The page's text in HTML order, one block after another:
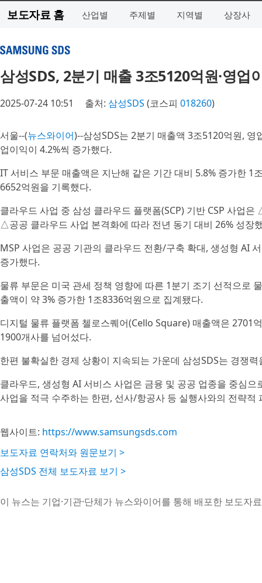
보도자료 홈 산업별 주제별 지역별 상장사
삼성SDS, 2분기 매출 3조5120억원·영업
2025-07-24 10:51 출처: 삼성SDS (코스피 018260)
서울--(뉴스와이어)--삼성SDS는 2분기 매출액 3조5120억원,
업이익이 4.2%씩 증가했다.
IT 서비스 부문 매출액은 지난해 같은 기간 대비 5.8% 증가한
6652억원을 기록했다.
클라우드 사업 중 삼성 클라우드 플랫폼(SCP) 기반 CSP 사업
△공공 클라우드 사업 본격화에 따라 전년 동기 대비 26% 성장
MSP 사업은 공공 기관의 클라우드 전환/구축 확대, 생성형 AI
증가했다.
물류 부문은 미국 관세 정책 영향에 따른 1분기 조기 선적으로
출액이 약 3% 증가한 1조8336억원으로 집계됐다.
디지털 물류 플랫폼 첼로스퀘어(Cello Square) 매출액은 2701
1900개사를 넘어섰다.
한편 불확실한 경제 상황이 지속되는 가운데 삼성SDS는 경쟁
클라우드, 생성형 AI 서비스 사업은 금융 및 공공 업종을 중심
사업을 적극 수주하는 한편, 선사/항공사 등 실행사와의 전략적
웹사이트: https://www.samsungsds.com
보도자료 연락처와 원문보기 >
삼성SDS 전체 보도자료 보기 >
이 뉴스는 기업·기관·단체가 뉴스와이어를 통해 배포한 보도자